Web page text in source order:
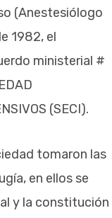
(Anestesiólogo
1982, el
ministerial #
(SECI).
tomaron las
en ellos se
y la constitución